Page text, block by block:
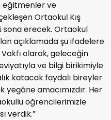
eğitmenler ve
Ortaokul Kış
sona erecek. Ortaokul
açıklamada şu ifadelere
olarak, geleceğin
ve bilgi birikimiyle
katacak faydalı bireyler
amacımızdır. Her
öğrencilerimizle
verdik.”